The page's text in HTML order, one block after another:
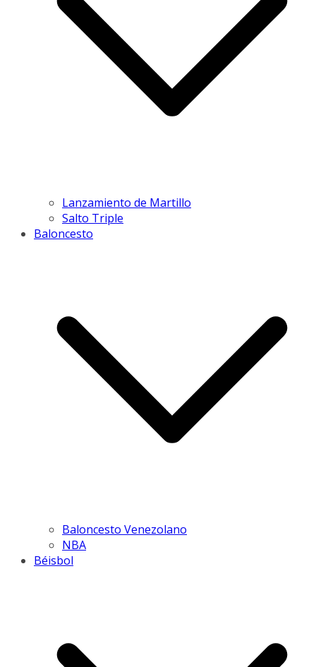
Lanzamiento de Martillo
Salto Triple
Baloncesto
Baloncesto Venezolano
NBA
Béisbol